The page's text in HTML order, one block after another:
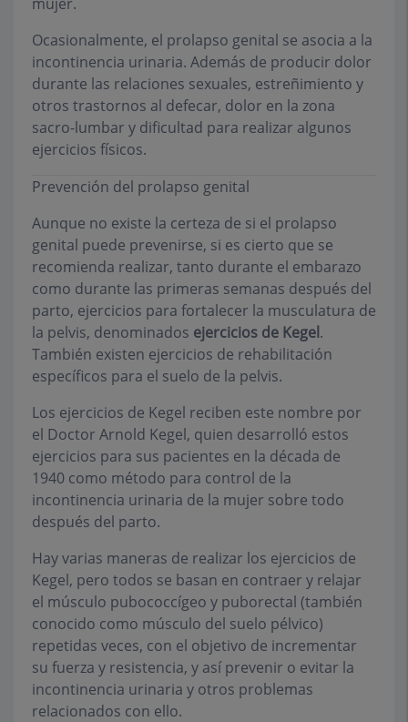
Ocasionalmente, el prolapso genital se asocia a la
incontinencia urinaria. Además de producir dolor
durante las relaciones sexuales, estreñimiento y
otros trastornos al defecar, dolor en la zona
sacro-lumbar y dificultad para realizar algunos
ejercicios físicos.
Prevención del prolapso genital
Aunque no existe la certeza de si el prolapso
genital puede prevenirse, si es cierto que se
recomienda realizar, tanto durante el embarazo
como durante las primeras semanas después del
parto, ejercicios para fortalecer la musculatura de
la pelvis, denominados ejercicios de Kegel.
También existen ejercicios de rehabilitación
específicos para el suelo de la pelvis.
Los ejercicios de Kegel reciben este nombre por
el Doctor Arnold Kegel, quien desarrolló estos
ejercicios para sus pacientes en la década de
1940 como método para control de la
incontinencia urinaria de la mujer sobre todo
después del parto.
Hay varias maneras de realizar los ejercicios de
Kegel, pero todos se basan en contraer y relajar
el músculo pubococcígeo y puborectal (también
conocido como músculo del suelo pélvico)
repetidas veces, con el objetivo de incrementar
su fuerza y resistencia, y así prevenir o evitar la
incontinencia urinaria y otros problemas
relacionados con ello.